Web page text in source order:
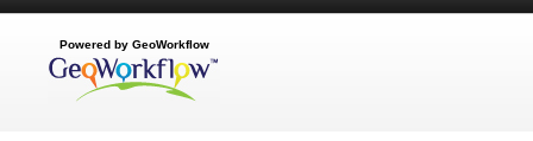
Powered by GeoWorkflow